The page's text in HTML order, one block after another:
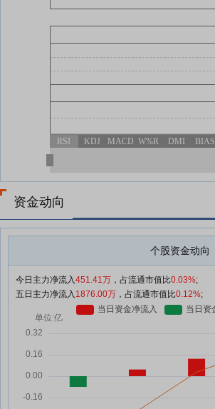
RSI KDJ MACD W%R DMI BIAS
资金动向
个股资金动向
今日主力净流入451.41万 ，占流通市值比0.03%;
五日主力净流入 1876.00万 ，占流通市值比0.12%;